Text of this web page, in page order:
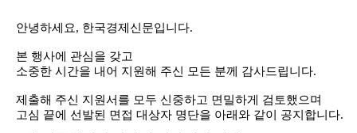
안녕하세요, 한국경제신문입니다.
본 행사에 관심을 갖고
소중한 시간을 내어 지원해 주신 모든 분께 감사드립니다.
제출해 주신 지원서를 모두 신중하고 면밀하게 검토했으며
고심 끝에 선발된 면접 대상자 명단을 아래와 같이 공지합니다.